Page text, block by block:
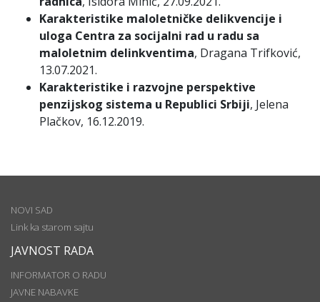
Karakteristike maloletničke delikvencije i
uloga Centra za socijalni rad u radu sa
maloletnim delinkventima, Dragana Trifković,
13.07.2021.
Karakteristike i razvojne perspektive
penzijskog sistema u Republici Srbiji, Jelena
Plačkov, 16.12.2019.
NOVI SAD
Link ka starom sajtu
JAVNOST RADA
INFORMATOR O RADU
JAVNE NABAVKE